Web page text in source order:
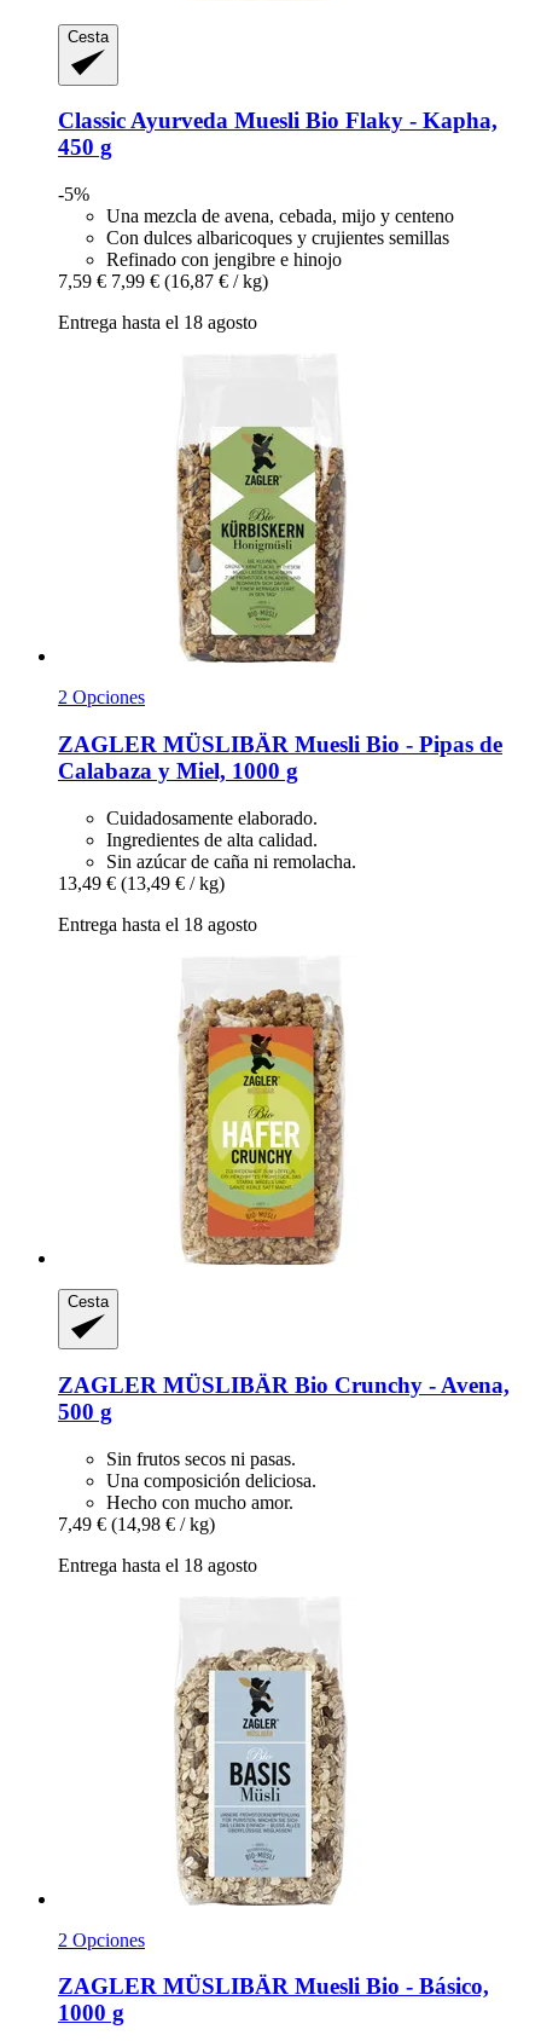
Cesta
Classic Ayurveda Muesli Bio Flaky -​ Kapha,
450 g
-5%
Una mezcla de avena, cebada, mijo y centeno
Con dulces albaricoques y crujientes semillas
Refinado con jengibre e hinojo
7,59 € 7,99 € (16,87 € / kg)
Entrega hasta el 18 agosto
2 Opciones
ZAGLER MÜSLIBÄR Muesli Bio -​ Pipas de
Calabaza y Miel, 1000 g
Cuidadosamente elaborado.
Ingredientes de alta calidad.
Sin azúcar de caña ni remolacha.
13,49 € (13,49 € / kg)
Entrega hasta el 18 agosto
Cesta
ZAGLER MÜSLIBÄR Bio Crunchy -​ Avena,
500 g
Sin frutos secos ni pasas.
Una composición deliciosa.
Hecho con mucho amor.
7,49 € (14,98 € / kg)
Entrega hasta el 18 agosto
2 Opciones
ZAGLER MÜSLIBÄR Muesli Bio -​ Básico,
1000 g